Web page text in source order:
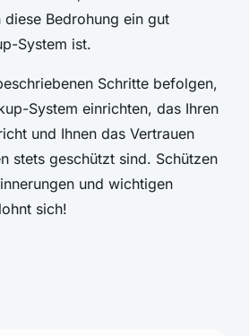
Bedrohung ein gut
System ist.
Schritte befolgen,
System einrichten, das Ihren
und Ihnen das Vertrauen
stets geschützt sind. Schützen
und wichtigen
sich!